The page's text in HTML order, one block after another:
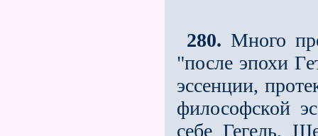
280. Много
"после эпохи
эссенции,
философской
себе Гегель,